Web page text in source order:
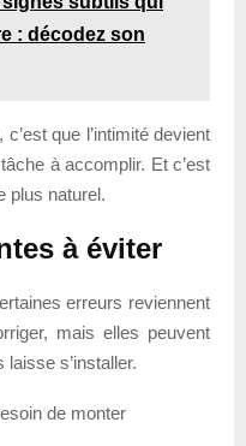
: décodez son
que l’intimité devient
à accomplir. Et c’est
plus naturel.
à éviter
erreurs reviennent
mais elles peuvent
s’installer.
de monter